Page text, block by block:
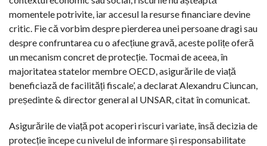
momentele potrivite, iar accesul la resurse financiare devine
critic. Fie că vorbim despre pierderea unei persoane dragi sau
despre confruntarea cu o afecțiune gravă, aceste polițe oferă
un mecanism concret de protecție. Tocmai de aceea, în
majoritatea statelor membre OECD, asigurările de viață
beneficiază de facilități fiscale’, a declarat Alexandru Ciuncan,
președinte & director general al UNSAR, citat în comunicat.
Asigurările de viață pot acoperi riscuri variate, însă decizia de
protecție începe cu nivelul de informare și responsabilitate